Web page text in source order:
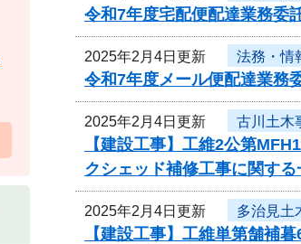
令和7年度宅配便配達業務委
2025年2月4日更新 法務・情
令和7年度メール便配達業務
2025年2月4日更新 古川土木
【建設工事】工維2公第
クシェッド補修工事に関す
2025年2月4日更新 多治見土
【建設工事】工維単第舗補